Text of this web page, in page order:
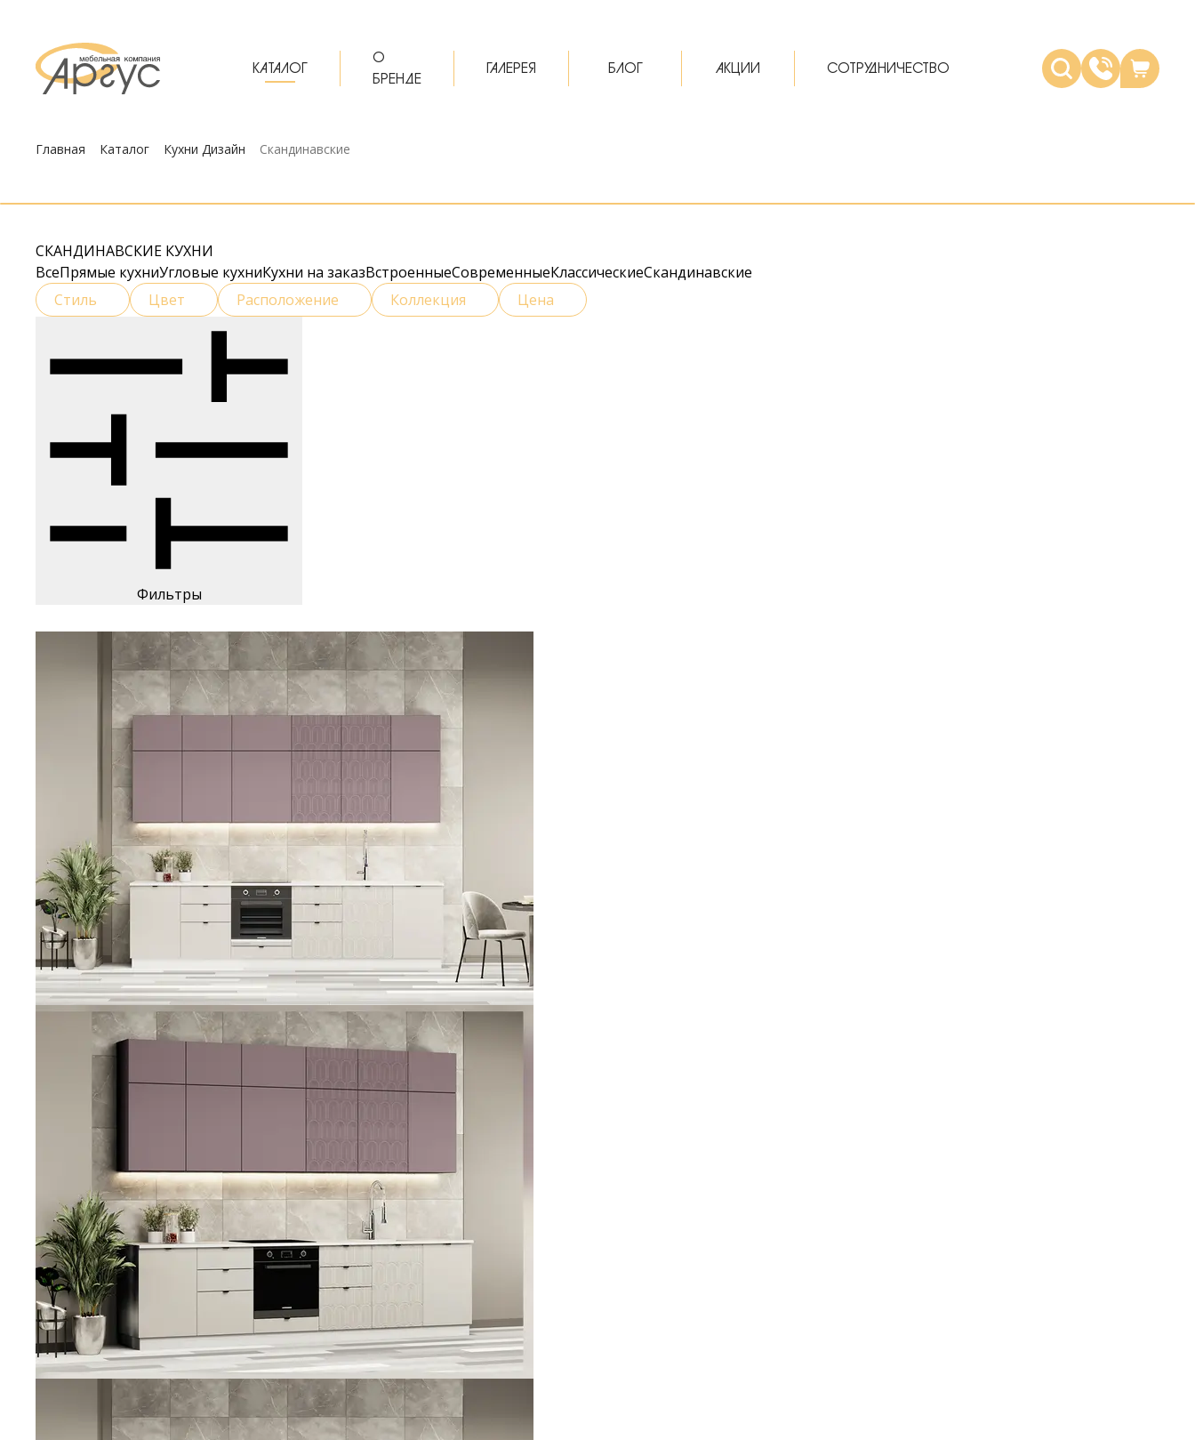
КАТАЛОГ
О
БРЕНДЕ
ГАЛЕРЕЯ БЛОГ АКЦИИ СОТРУДНИЧЕСТВО
Главная Каталог Кухни Дизайн Скандинавские
СКАНДИНАВСКИЕ КУХНИ
ВсеПрямые кухниУгловые кухниКухни на заказВстроенныеСовременныеКлассическиеСкандинавские
Стиль
Цвет Расположение Коллекция Цена
Фильтры